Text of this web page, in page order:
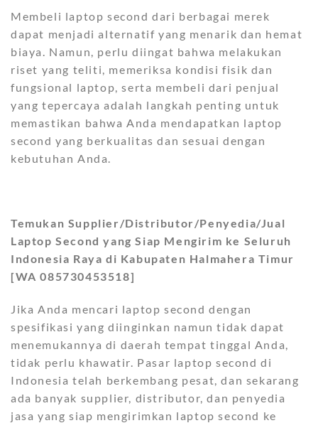
Membeli laptop second dari berbagai merek
dapat menjadi alternatif yang menarik dan hemat
biaya. Namun, perlu diingat bahwa melakukan
riset yang teliti, memeriksa kondisi fisik dan
fungsional laptop, serta membeli dari penjual
yang tepercaya adalah langkah penting untuk
memastikan bahwa Anda mendapatkan laptop
second yang berkualitas dan sesuai dengan
kebutuhan Anda.
Temukan Supplier/Distributor/Penyedia/Jual
Laptop Second yang Siap Mengirim ke Seluruh
Indonesia Raya di Kabupaten Halmahera Timur
[WA 085730453518]
Jika Anda mencari laptop second dengan
spesifikasi yang diinginkan namun tidak dapat
menemukannya di daerah tempat tinggal Anda,
tidak perlu khawatir. Pasar laptop second di
Indonesia telah berkembang pesat, dan sekarang
ada banyak supplier, distributor, dan penyedia
jasa yang siap mengirimkan laptop second ke